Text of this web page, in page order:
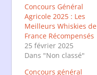
Concours Général
Agricole 2025 : Les
Meilleurs Whiskies de
France Récompensés
25 février 2025
Dans "Non classé"
Concours général